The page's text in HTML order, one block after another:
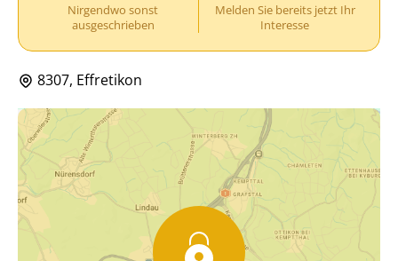
Nirgendwo sonst
ausgeschrieben
Melden Sie bereits jetzt Ihr
Interesse
8307, Effretikon